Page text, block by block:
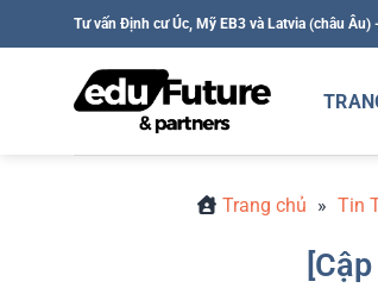
qua
Tư vấn Định cư Úc, Mỹ EB3 và Latvia (châu
Trang chủ » Tin